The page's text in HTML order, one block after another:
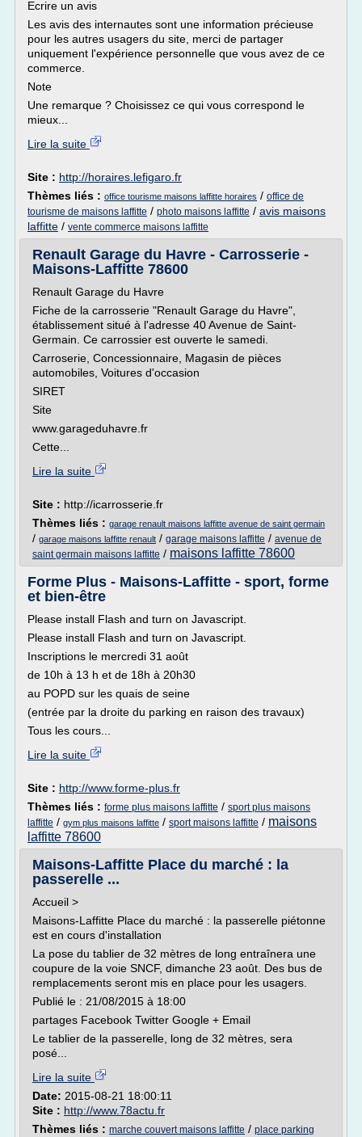
Ecrire un avis
Les avis des internautes sont une information précieuse
pour les autres usagers du site, merci de partager
uniquement l'expérience personnelle que vous avez de ce
commerce.
Note
Une remarque ? Choisissez ce qui vous correspond le
mieux...
Lire la suite
Site : http://horaires.lefigaro.fr
Thèmes liés : office tourisme maisons laffitte horaires / office de
tourisme de maisons laffitte / photo maisons laffitte / avis maisons
laffitte / vente commerce maisons laffitte
Renault Garage du Havre - Carrosserie -
Maisons-Laffitte 78600
Renault Garage du Havre
Fiche de la carrosserie "Renault Garage du Havre",
établissement situé à l'adresse 40 Avenue de Saint-
Germain. Ce carrossier est ouverte le samedi.
Carroserie, Concessionnaire, Magasin de pièces
automobiles, Voitures d'occasion
SIRET
Site
www.garageduhavre.fr
Cette...
Lire la suite
Site : http://icarrosserie.fr
Thèmes liés : garage renault maisons laffitte avenue de saint germain
/ garage maisons laffitte renault / garage maisons laffitte / avenue de
saint germain maisons laffitte / maisons laffitte 78600
Forme Plus - Maisons-Laffitte - sport, forme
et bien-être
Please install Flash and turn on Javascript.
Please install Flash and turn on Javascript.
Inscriptions le mercredi 31 août
de 10h à 13 h et de 18h à 20h30
au POPD sur les quais de seine
(entrée par la droite du parking en raison des travaux)
Tous les cours...
Lire la suite
Site : http://www.forme-plus.fr
Thèmes liés : forme plus maisons laffitte / sport plus maisons
laffitte / gym plus maisons laffitte / sport maisons laffitte / maisons
laffitte 78600
Maisons-Laffitte Place du marché : la
passerelle ...
Accueil >
Maisons-Laffitte Place du marché : la passerelle piétonne
est en cours d'installation
La pose du tablier de 32 mètres de long entraînera une
coupure de la voie SNCF, dimanche 23 août. Des bus de
remplacements seront mis en place pour les usagers.
Publié le : 21/08/2015 à 18:00
partages Facebook Twitter Google + Email
Le tablier de la passerelle, long de 32 mètres, sera
posé...
Lire la suite
Date: 2015-08-21 18:00:11
Site : http://www.78actu.fr
Thèmes liés : marche couvert maisons laffitte / place parking